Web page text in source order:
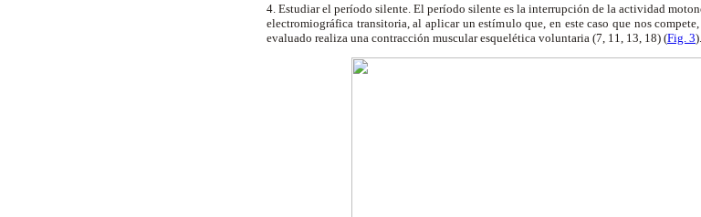
4. Estudiar el período silente. El período silente es la interrupción de la actividad
electromiográfica transitoria, al aplicar un estímulo que, en este caso que nos
evaluado realiza una contracción muscular esquelética voluntaria (7, 11, 13, 18) (Fig. 3).